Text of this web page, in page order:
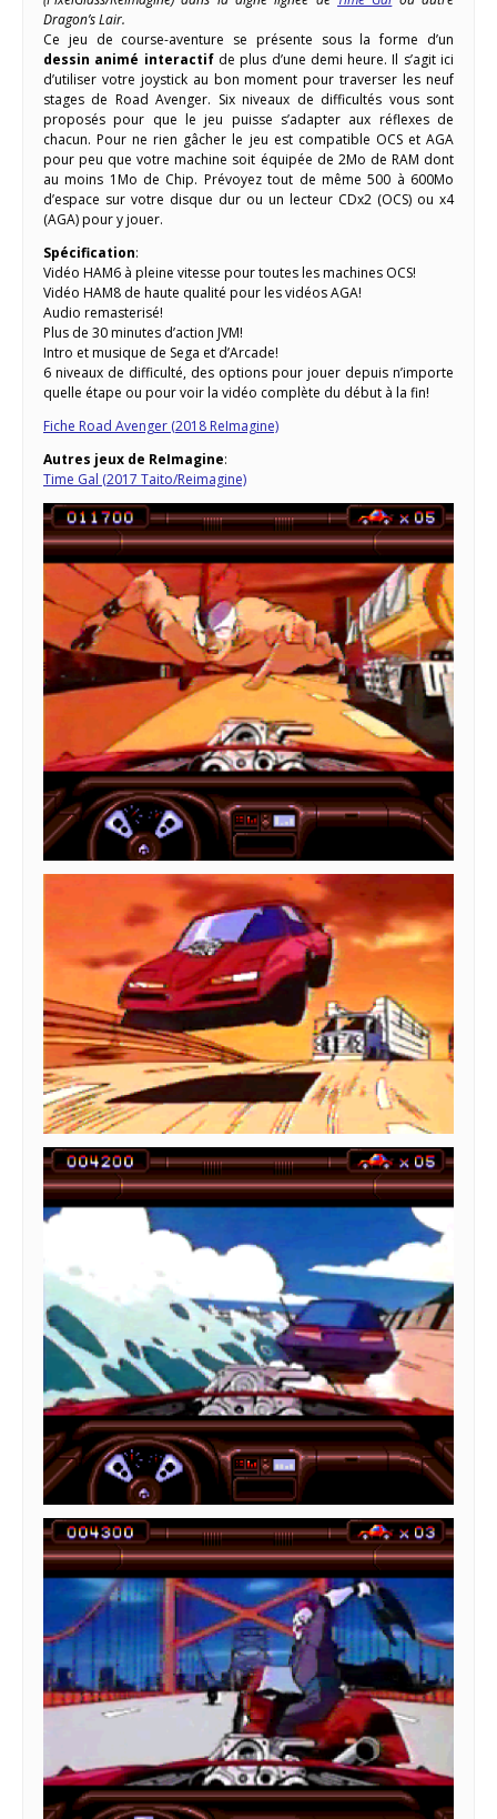
Dragon’s Lair.
Ce jeu de course-aventure se présente sous la forme d’un
dessin animé interactifde plus d’une demi heure. Il s’agit ici
d’utiliser votre joystick au bon moment pour traverser les neuf
stages de Road Avenger. Six niveaux de difficultés vous sont
proposés pour que le jeu puisse s’adapter aux réflexes de
chacun. Pour ne rien gâcher le jeu est compatible OCS et AGA
pour peu que votre machine soit équipée de 2Mo de RAM dont
au moins 1Mo de Chip. Prévoyez tout de même 500 à 600Mo
d’espace sur votre disque dur ou un lecteur CDx2 (OCS) ou x4
(AGA) pour y jouer.
Spécification:
Vidéo HAM6 à pleine vitesse pour toutes les machines OCS!
Vidéo HAM8 de haute qualité pour les vidéos AGA!
Audio remasterisé!
Plus de 30 minutes d’action JVM!
Intro et musique de Sega et d’Arcade!
6 niveaux de difficulté, des options pour jouer depuis n’importe
quelle étape ou pour voir la vidéo complète du début à la fin!
Fiche Road Avenger (2018 ReImagine)
Autres jeux de ReImagine:
Time Gal (2017 Taito/Reimagine)